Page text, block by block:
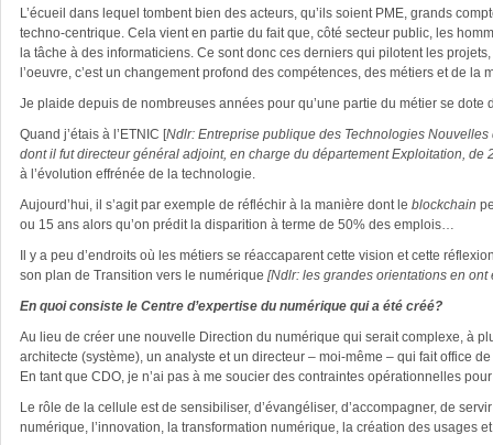
L’écueil dans lequel tombent bien des acteurs, qu’ils soient PME, grands
techno-centrique. Cela vient en partie du fait que, côté secteur public, les
la tâche à des informaticiens. Ce sont donc ces derniers qui pilotent les
l’oeuvre, c’est un changement profond des compétences, des métiers et de
Je plaide depuis de nombreuses années pour qu’une partie du métier se
Quand j’étais à l’ETNIC [Ndlr: Entreprise publique des Technologies
dont il fut directeur général adjoint, en charge du département Exploitation, de
à l’évolution effrénée de la technologie.
Aujourd’hui, il s’agit par exemple de réfléchir à la manière dont le blockchain
ou 15 ans alors qu’on prédit la disparition à terme de 50% des emplois…
Il y a peu d’endroits où les métiers se réaccaparent cette vision et cette
son plan de Transition vers le numérique [Ndlr: les grandes orientations en
En quoi consiste le Centre d’expertise du numérique qui a été créé?
Au lieu de créer une nouvelle Direction du numérique qui serait complexe, à
architecte (système), un analyste et un directeur – moi-même – qui fait office
En tant que CDO, je n’ai pas à me soucier des contraintes opérationnelles
Le rôle de la cellule est de sensibiliser, d’évangéliser, d’accompagner, de
numérique, l’innovation, la transformation numérique, la création des usages